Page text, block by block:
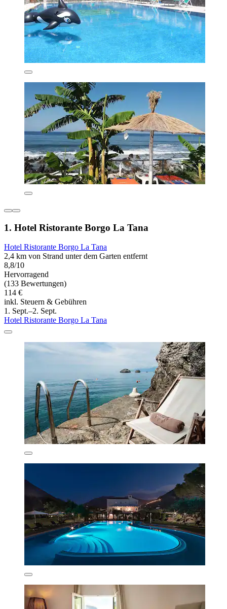
1. Hotel Ristorante Borgo La Tana
Hotel Ristorante Borgo La Tana
2,4 km von Strand unter dem Garten entfernt
8,8/10
Hervorragend
(133 Bewertungen)
114 €
inkl. Steuern & Gebühren
1. Sept.–2. Sept.
Hotel Ristorante Borgo La Tana